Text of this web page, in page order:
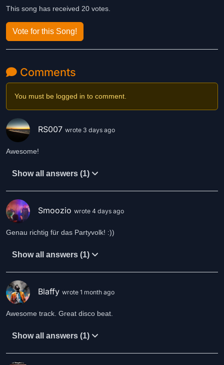
This song has received 20 votes.
Vote for this Song!
Comments
You must be logged in to comment.
RS007 wrote 3 days ago
Awesome!
Show all answers (1)
Smoozio wrote 4 days ago
Genau richtig für das Partyvolk! :))
Show all answers (1)
Blaffy wrote 1 month ago
Awesome track. Great disco beat.
Show all answers (1)